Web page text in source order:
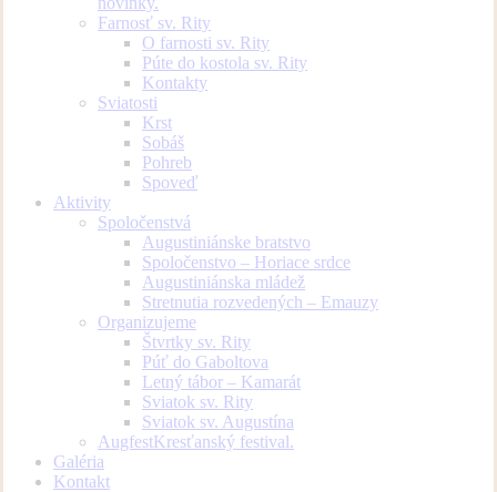
Farnosť sv. Rity
O farnosti sv. Rity
Púte do kostola sv. Rity
Kontakty
Sviatosti
Krst
Sobáš
Pohreb
Spoveď
Aktivity
Spoločenstvá
Augustiniánske bratstvo
Spoločenstvo – Horiace srdce
Augustiniánska mládež
Stretnutia rozvedených – Emauzy
Organizujeme
Štvrtky sv. Rity
Púť do Gaboltova
Letný tábor – Kamarát
Sviatok sv. Rity
Sviatok sv. Augustína
AugfestKresťanský festival.
Galéria
Kontakt